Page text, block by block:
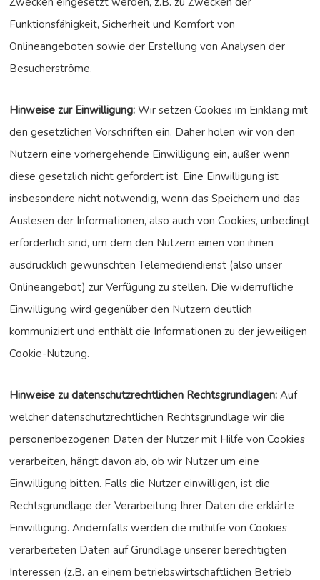
Funktionsfähigkeit, Sicherheit und Komfort von
Onlineangeboten sowie der Erstellung von Analysen der
Besucherströme.
Hinweise zur Einwilligung:Wir setzen Cookies im Einklang mit
den gesetzlichen Vorschriften ein. Daher holen wir von den
Nutzern eine vorhergehende Einwilligung ein, außer wenn
diese gesetzlich nicht gefordert ist. Eine Einwilligung ist
insbesondere nicht notwendig, wenn das Speichern und das
Auslesen der Informationen, also auch von Cookies, unbedingt
erforderlich sind, um dem den Nutzern einen von ihnen
ausdrücklich gewünschten Telemediendienst (also unser
Onlineangebot) zur Verfügung zu stellen. Die widerrufliche
Einwilligung wird gegenüber den Nutzern deutlich
kommuniziert und enthält die Informationen zu der jeweiligen
Cookie-Nutzung.
Hinweise zu datenschutzrechtlichen Rechtsgrundlagen:Auf
welcher datenschutzrechtlichen Rechtsgrundlage wir die
personenbezogenen Daten der Nutzer mit Hilfe von Cookies
verarbeiten, hängt davon ab, ob wir Nutzer um eine
Einwilligung bitten. Falls die Nutzer einwilligen, ist die
Rechtsgrundlage der Verarbeitung Ihrer Daten die erklärte
Einwilligung. Andernfalls werden die mithilfe von Cookies
verarbeiteten Daten auf Grundlage unserer berechtigten
Interessen (z.B. an einem betriebswirtschaftlichen Betrieb